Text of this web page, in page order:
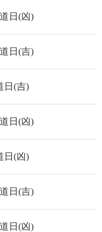
日(凶)
日(吉)
日(吉)
日(凶)
日(凶)
日(吉)
日(凶)